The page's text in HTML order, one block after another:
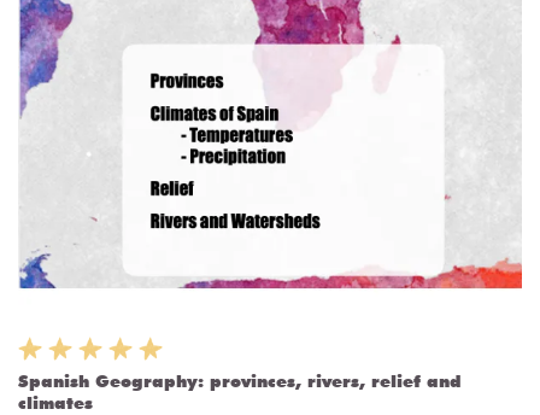
Spanish Geography: provinces, rivers, relief and
climates